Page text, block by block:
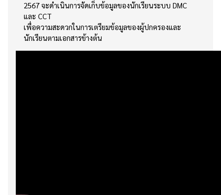
2567 จะดำเนินการจัดเก็บข้อมูลของนักเรียนระบบ DMC
และ CCT
เพื่อความสะดวกในการเตรียมข้อมูลของผู้ปกครองและ
นักเรียนตามเอกสารข้างต้น